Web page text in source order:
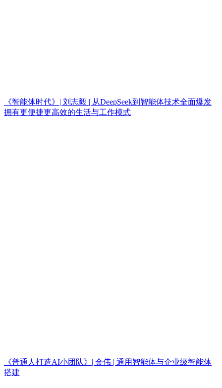
《智能体时代》| 刘志毅 | 从DeepSeek到智能体技术全面爆发
拥有更便捷更高效的生活与工作模式
《普通人打造AI小团队》| 金伟 | 通用智能体与企业级智能体
搭建